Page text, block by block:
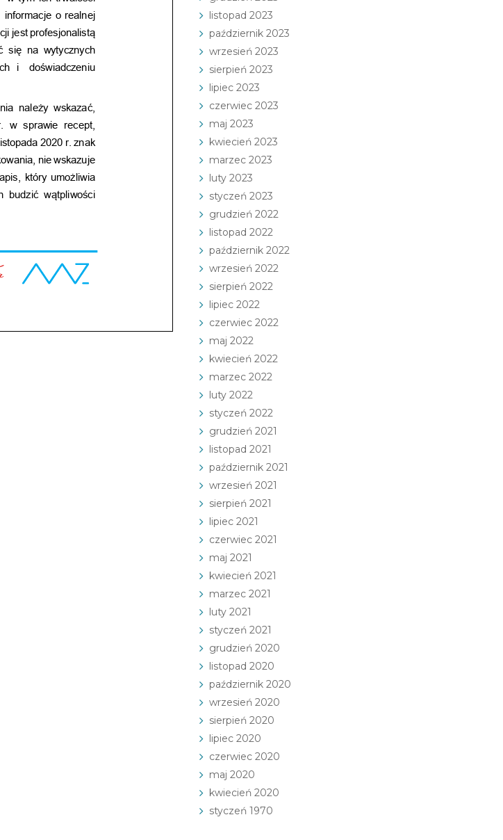
listopad 2023
październik 2023
wrzesień 2023
sierpień 2023
lipiec 2023
czerwiec 2023
maj 2023
kwiecień 2023
marzec 2023
luty 2023
styczeń 2023
grudzień 2022
listopad 2022
październik 2022
wrzesień 2022
sierpień 2022
lipiec 2022
czerwiec 2022
maj 2022
kwiecień 2022
marzec 2022
luty 2022
styczeń 2022
grudzień 2021
listopad 2021
październik 2021
wrzesień 2021
sierpień 2021
lipiec 2021
czerwiec 2021
maj 2021
kwiecień 2021
marzec 2021
luty 2021
styczeń 2021
grudzień 2020
listopad 2020
październik 2020
wrzesień 2020
sierpień 2020
lipiec 2020
czerwiec 2020
maj 2020
kwiecień 2020
styczeń 1970